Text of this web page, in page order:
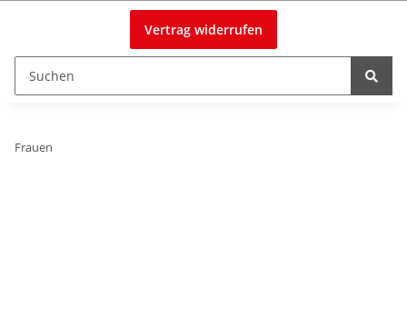
Vertrag widerrufen
Frauen